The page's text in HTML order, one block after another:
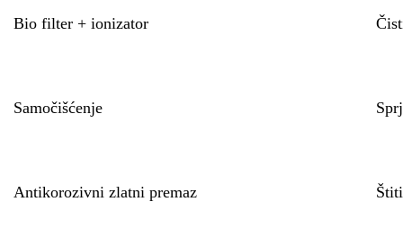
Bio filter + ionizator
Samočišćenje
Antikorozivni zlatni premaz